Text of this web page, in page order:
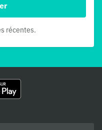
récentes.